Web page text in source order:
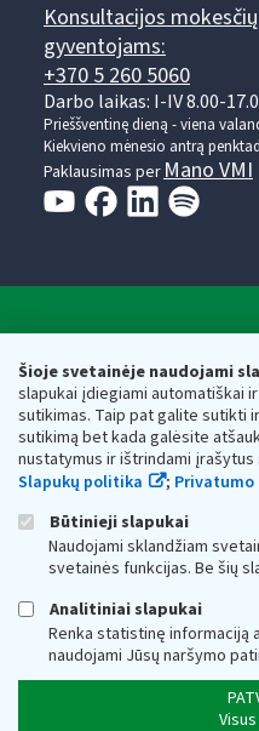
Šioje svetainėje naudojami
slapukai įdiegiami automatiškai
sutikimas. Taip pat galite sutikti
sutikimą bet kada galėsite
nustatymus ir ištrindami įrašytus
Slapukų politika
;
Būtinieji slapukai
Naudojami sklandžiam
svetainės funkcijas. Be šių
Analitiniai slapukai
Renka statistinę informaciją
naudojami Jūsų naršymo
Konsultacijos
gyventojams:
+370 5 260 5060
Darbo laikas: I-IV 8.00-
Prieššventinę dieną - viena
Kiekvieno mėnesio antrą
Paklausimas per Mano VMI
Respublikos finansų
Biudžetinė įstaiga. Juridinio
adresas: Vasario 16-osios g. 14,
vmi@vmi.lt, E. pristatymo
Duomenys apie Valstybinę
Respublikos finansų ministerijos